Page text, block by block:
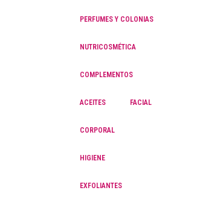
PERFUMES Y COLONIAS
NUTRICOSMÉTICA
COMPLEMENTOS
ACEITES FACIAL
CORPORAL
HIGIENE
EXFOLIANTES